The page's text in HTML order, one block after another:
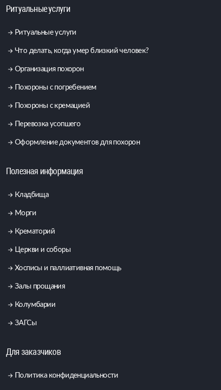
Ритуальные услуги
Ритуальные услуги
Что делать, когда умер близкий человек?
Организация похорон
Похороны с погребением
Похороны с кремацией
Перевозка усопшего
Оформление документов для похорон
Полезная информация
Кладбища
Морги
Крематорий
Церкви и соборы
Хосписы и паллиативная помощь
Залы прощания
Колумбарии
ЗАГСы
Для заказчиков
Политика конфиденциальности